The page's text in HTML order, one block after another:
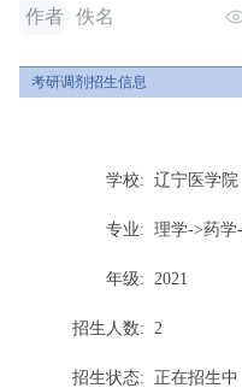
作者 佚名
考研调剂招生信息
学校: 辽宁医学院
专业: 理学->药学
年级: 2021
招生人数: 2
招生状态: 正在招生中